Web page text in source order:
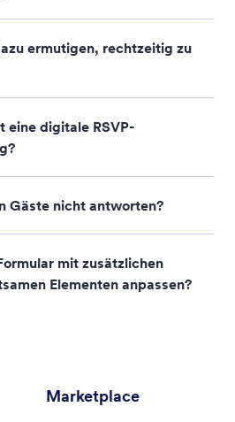
[Datum]“
[Datum] mit, ob Sie
bis zum [Datum] anzumelden“
ermutigen, rechtzeitig zu
eine digitale RSVP-
Gäste nicht antworten?
mit zusätzlichen
Elementen anpassen?
Marketplace